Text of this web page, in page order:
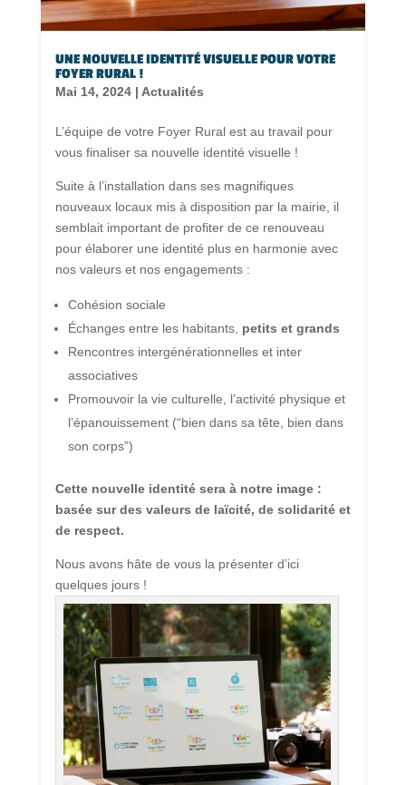
UNE NOUVELLE IDENTITÉ VISUELLE POUR VOTRE
FOYER RURAL !
Mai 14, 2024| Actualités
L’équipe de votre Foyer Rural est au travail pour
vous finaliser sa nouvelle identité visuelle !
Suite à l’installation dans ses magnifiques
nouveaux locaux mis à disposition par la mairie, il
semblait important de profiter de ce renouveau
pour élaborer une identité plus en harmonie avec
nos valeurs et nos engagements :
Cohésion sociale
Échanges entre les habitants, petits et grands
Rencontres intergénérationnelles et inter
associatives
Promouvoir la vie culturelle, l’activité physique et
l’épanouissement (“bien dans sa tête, bien dans
son corps”)
Cette nouvelle identité sera à notre image :
basée sur des valeurs de laïcité, de solidarité et
de respect.
Nous avons hâte de vous la présenter d’ici
quelques jours !